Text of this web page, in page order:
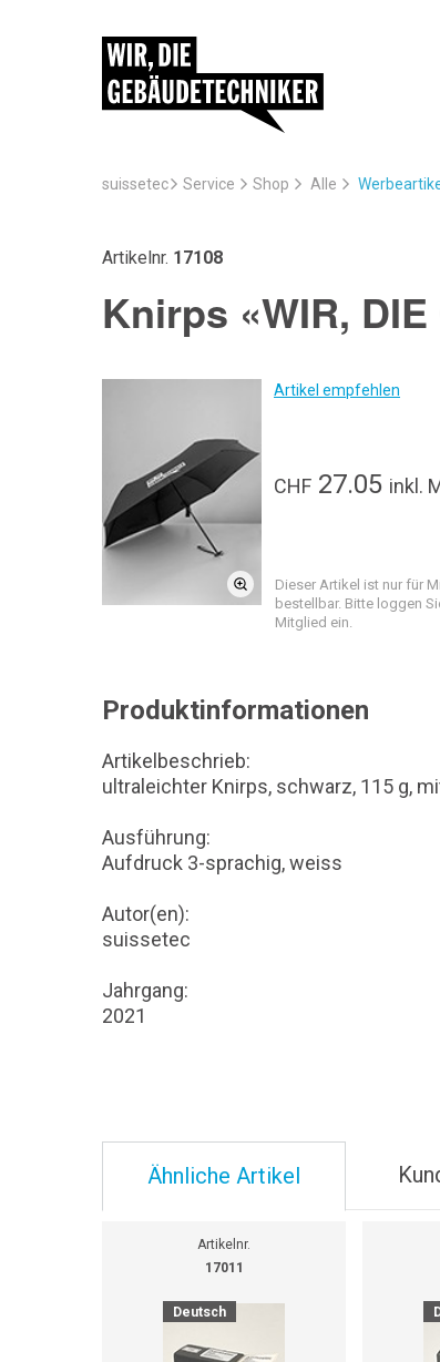
suissetec Service Shop Alle
Artikelnr. 17108
Knirps «WIR,
Artikel empfehlen
CHF 27.05 inkl.
Dieser Artikel ist nur für
bestellbar. Bitte loggen
Mitglied ein.
Produktinformationen
Artikelbeschrieb:
ultraleichter Knirps, schwarz, 115 g,
Ausführung:
Aufdruck 3-sprachig, weiss
Autor(en):
suissetec
Jahrgang:
2021
Ähnliche Artikel
Artikelnr.
17011
Deutsch